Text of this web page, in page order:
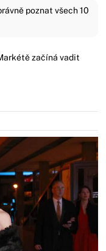
poznat všech 10
začíná vadit